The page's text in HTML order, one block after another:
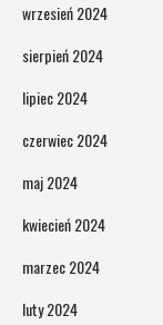
wrzesień 2024
sierpień 2024
lipiec 2024
czerwiec 2024
maj 2024
kwiecień 2024
marzec 2024
luty 2024